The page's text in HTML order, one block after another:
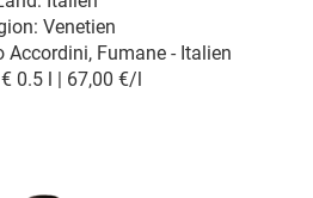
Accordini, Fumane - Italien
Venetien
0.5 l | 67,00 €/l